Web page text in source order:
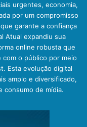
urgentes, economia,
por um compromisso
garante a confiança
Atual expandiu sua
online robusta que
com o público por meio
Esta evolução digital
amplo e diversificado,
consumo de mídia.